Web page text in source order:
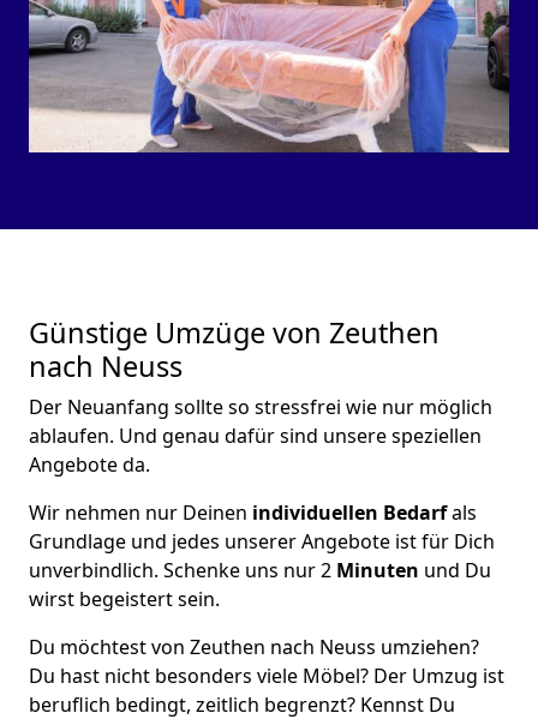
Günstige Umzüge von Zeuthen
nach Neuss
Der Neuanfang sollte so stressfrei wie nur möglich
ablaufen. Und genau dafür sind unsere speziellen
Angebote da.
Wir nehmen nur Deinen individuellen Bedarfals
Grundlage und jedes unserer Angebote ist für Dich
unverbindlich. Schenke uns nur 2 Minuten und Du
wirst begeistert sein.
Du möchtest von Zeuthen nach Neuss umziehen?
Du hast nicht besonders viele Möbel? Der Umzug ist
beruflich bedingt, zeitlich begrenzt? Kennst Du